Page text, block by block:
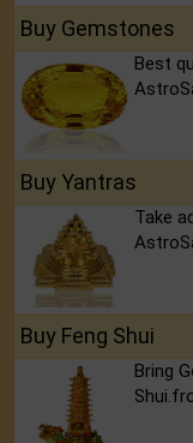
Buy Gemstones
Best
Buy Yantras
Take
Buy Feng Shui
Bring